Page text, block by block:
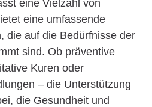
eine Vielzahl von
eine umfassende
die auf die Bedürfnisse der
sind. Ob präventive
Kuren oder
– die Unterstützung
die Gesundheit und